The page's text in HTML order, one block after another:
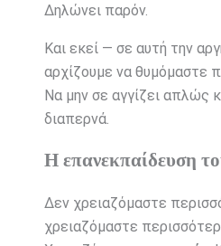
Δηλώνει παρόν.
Και εκεί — σε αυτή την
αρχίζουμε να θυμόμαστε
Να μην σε αγγίζει απλώς
διαπερνά.
Η επανεκπαίδευση
Δεν χρειαζόμαστε
χρειαζόμαστε